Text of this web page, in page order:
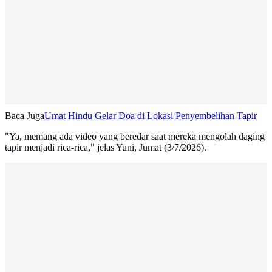
Baca JugaUmat Hindu Gelar Doa di Lokasi Penyembelihan Tapir
"Ya, memang ada video yang beredar saat mereka mengolah daging
tapir menjadi rica-rica," jelas Yuni, Jumat (3/7/2026).